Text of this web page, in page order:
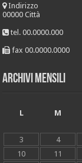
Indirizzo
00000 Città
tel. 00.0000.000
fax 00.0000.0000
Archivi mensili
L
M
3
4
10
11